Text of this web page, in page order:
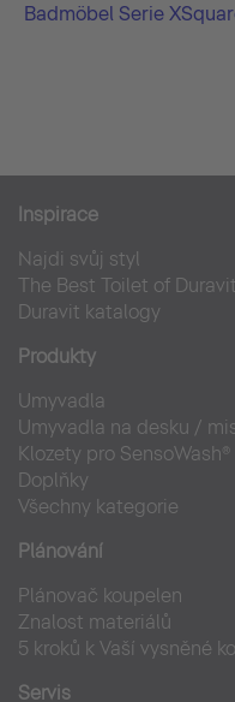
Badmöbel Serie
Inspirace
Najdi svůj styl
The Best Toilet of Duravit
Duravit katalogy
Produkty
Umyvadla
Umyvadla na desku /
Klozety pro SensoWash®
Doplňky
Všechny kategorie
Plánování
Plánovač koupelen
Znalost materiálů
5 kroků k Vaší vysněné
Servis